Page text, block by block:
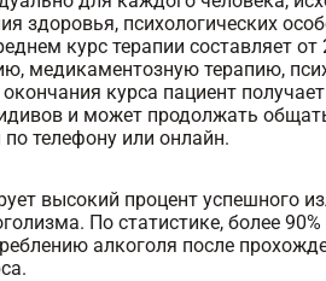
здоровья, психологических
курс терапии составляет от
медикаментозную терапию,
курса пациент
и может продолжать
телефону или онлайн.
высокий процент успешного
По статистике, более
алкоголя после